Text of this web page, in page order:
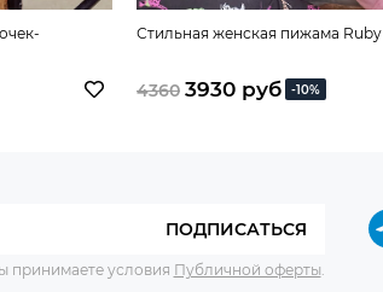
Стильная женская пижама Ruby
4360 3930 руб -10%
ПОДПИСАТЬСЯ
принимаете условия Публичной оферты.